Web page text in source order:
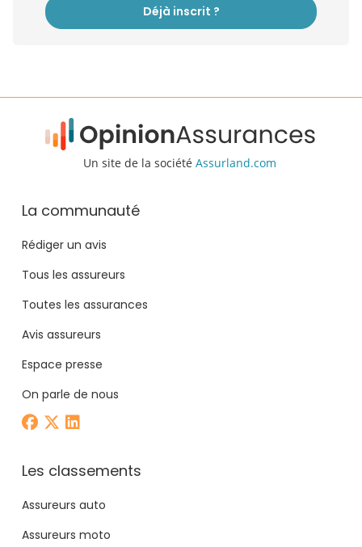
Déjà inscrit ?
Un site de la société Assurland.com
La communauté
Rédiger un avis
Tous les assureurs
Toutes les assurances
Avis assureurs
Espace presse
On parle de nous
Les classements
Assureurs auto
Assureurs moto